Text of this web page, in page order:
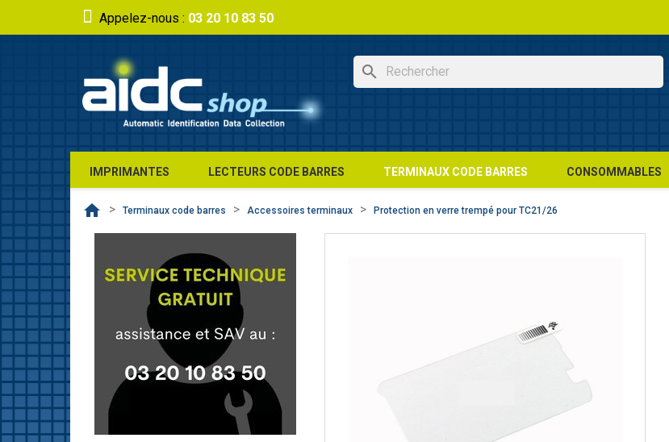
Appelez-nous : 03 20 10 83 50
search
IMPRIMANTES LECTEURS CODE BARRES TERMINAUX CODE BARRES CONSOMMABLES
home Terminaux code barres Accessoires terminaux Protection en verre trempé pour TC21/26